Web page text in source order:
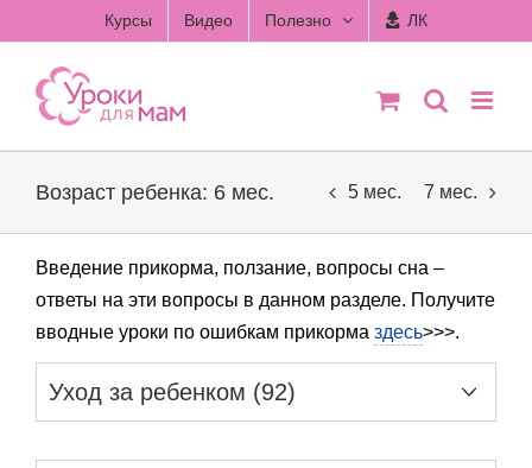
to
content
Курсы Видео Полезно ЛК
Возраст ребенка: 6 мес. 5 мес. 7 мес.
Введение прикорма, ползание, вопросы сна –
ответы на эти вопросы в данном разделе. Получите
вводные уроки по ошибкам прикорма здесь>>>.